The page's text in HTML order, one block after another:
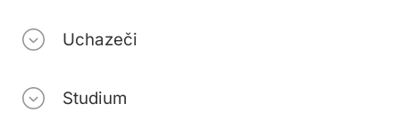
Uchazeči
Studium